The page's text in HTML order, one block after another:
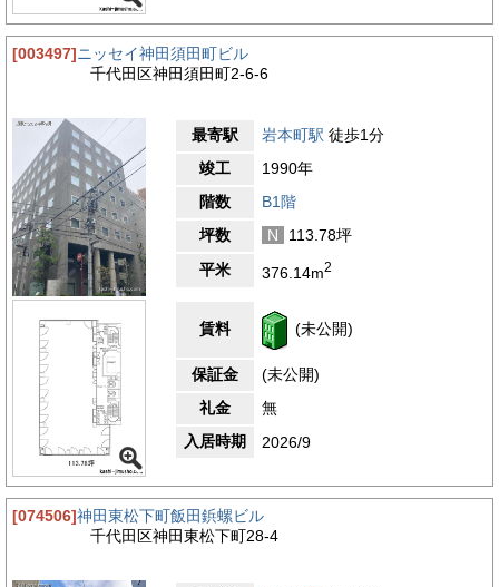
[003497]ニッセイ神田須田町ビル
千代田区神田須田町2-6-6
最寄駅 岩本町駅 徒歩1分
竣工
1990年
階数
B1階
坪数
N
113.78坪
平米
376.14m2
賃料 (未公開)
保証金
(未公開)
礼金
無
入居時期
2026/9
[074506]神田東松下町飯田鋲螺ビル
千代田区神田東松下町28-4